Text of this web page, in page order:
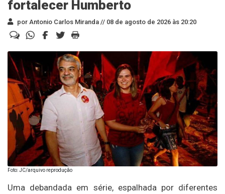
fortalecer Humberto
por Antonio Carlos Miranda // 08 de agosto de 2026 às 20:20
Foto: JC/arquivo reprodução
Uma debandada em série, espalhada por diferentes